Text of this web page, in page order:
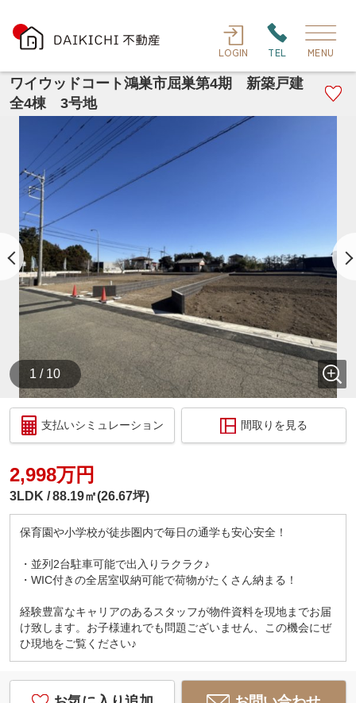
LOGIN TEL MENU
ワイウッドコート鴻巣市屈巣第4期 新築戸建
全4棟 3号地
1 / 10
支払いシミュレーション 間取りを見る
2,998万円
3LDK 88.19㎡(26.67坪)
保育園や小学校が徒歩圏内で毎日の通学も安心安全！
・並列2台駐車可能で出入りラクラク♪
・WIC付きの全居室収納可能で荷物がたくさん納まる！
経験豊富なキャリアのあるスタッフが物件資料を現地までお届
け致します。お子様連れでも問題ございません、この機会にぜ
ひ現地をご覧ください♪